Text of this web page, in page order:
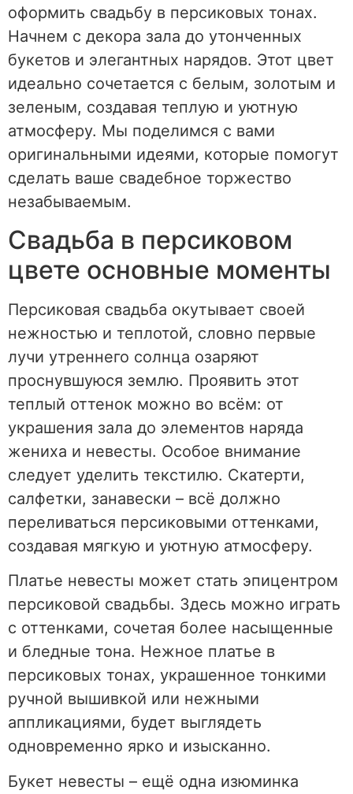
оформить свадьбу в персиковых тонах.
Начнем с декора зала до утонченных
букетов и элегантных нарядов. Этот цвет
идеально сочетается с белым, золотым и
зеленым, создавая теплую и уютную
атмосферу. Мы поделимся с вами
оригинальными идеями, которые помогут
сделать ваше свадебное торжество
незабываемым.
Свадьба в персиковом
цвете основные моменты
Персиковая свадьба окутывает своей
нежностью и теплотой, словно первые
лучи утреннего солнца озаряют
проснувшуюся землю. Проявить этот
теплый оттенок можно во всём: от
украшения зала до элементов наряда
жениха и невесты. Особое внимание
следует уделить текстилю. Скатерти,
салфетки, занавески – всё должно
переливаться персиковыми оттенками,
создавая мягкую и уютную атмосферу.
Платье невесты может стать эпицентром
персиковой свадьбы. Здесь можно играть
с оттенками, сочетая более насыщенные
и бледные тона. Нежное платье в
персиковых тонах, украшенное тонкими
ручной вышивкой или нежными
аппликациями, будет выглядеть
одновременно ярко и изысканно.
Букет невесты – ещё одна изюминка